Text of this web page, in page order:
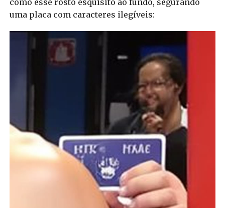
como esse rosto esquisito ao fundo, segurando
uma placa com caracteres ilegíveis: